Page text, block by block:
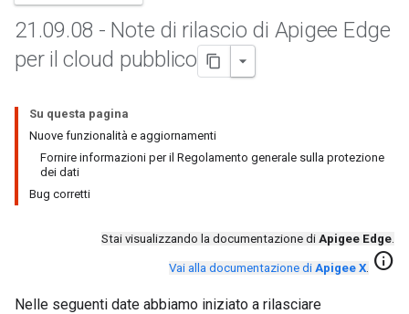
21 .09.08 - Note di rilascio di Apigee Edge
per il cloud pubblico
Su questa pagina
Nuove funzionalità e aggiornamenti
Fornire informazioni per il Regolamento generale sulla protezione
dei dati
Bug corretti
Stai visualizzando la documentazione di Apigee Edge.
Vai alla documentazione di Apigee X. info
Nelle seguenti date abbiamo iniziato a rilasciare